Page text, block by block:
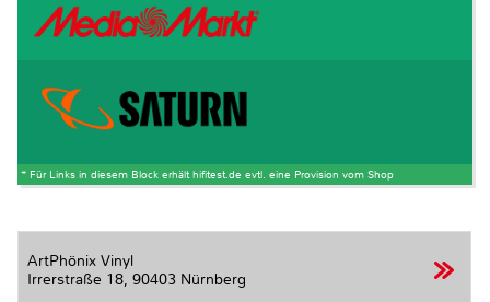
* Für Links in diesem Block erhält hifitest.de evtl. eine Provision vom Shop
ArtPhönix Vinyl
Irrerstraße 18, 90403 Nürnberg